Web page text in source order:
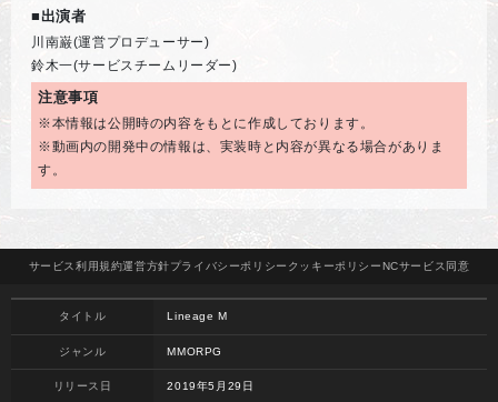
■出演者
川南巌(運営プロデューサー)
鈴木一(サービスチームリーダー)
注意事項
※本情報は公開時の内容をもとに作成しております。
※動画内の開発中の情報は、実装時と内容が異なる場合がありま
す。
サービス 利用規約運営方針プライバシーポリシー クッキーポリシーNCサービス 同意
タイトル Lineage M
ジャンル MMORPG
リリース日 2019年5月29日